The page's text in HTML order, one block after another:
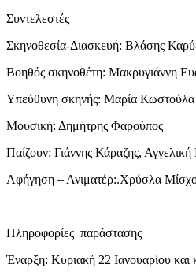
Συντελεστές
Σκηνοθεσία-Διασκευή: Βλάσης
Βοηθός σκηνοθέτη: Μακρυγιάννη
Υπεύθυνη σκηνής: Μαρία Κωστούλα
Μουσική: Δημήτρης Φαρούπος
Παίζουν: Γιάννης Κάραζης,
Αφήγηση – Ανιματέρ:.Χρύσλα
Πληροφορίες παράστασης
Έναρξη: Κυριακή 22 Ιανουαρίου και